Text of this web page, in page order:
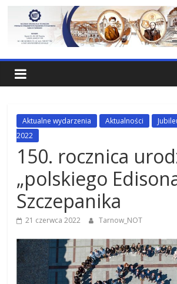
content
NOT
Tarnów
Federacja
Stowarzyrzeń
Naukowo-
Technicznych
Rada
Tarnowie
Aktualne wydarzenia Aktualności
2022
150. rocznica
„polskiego
Szczepanika
21 czerwca 2022 Tarnow_NOT